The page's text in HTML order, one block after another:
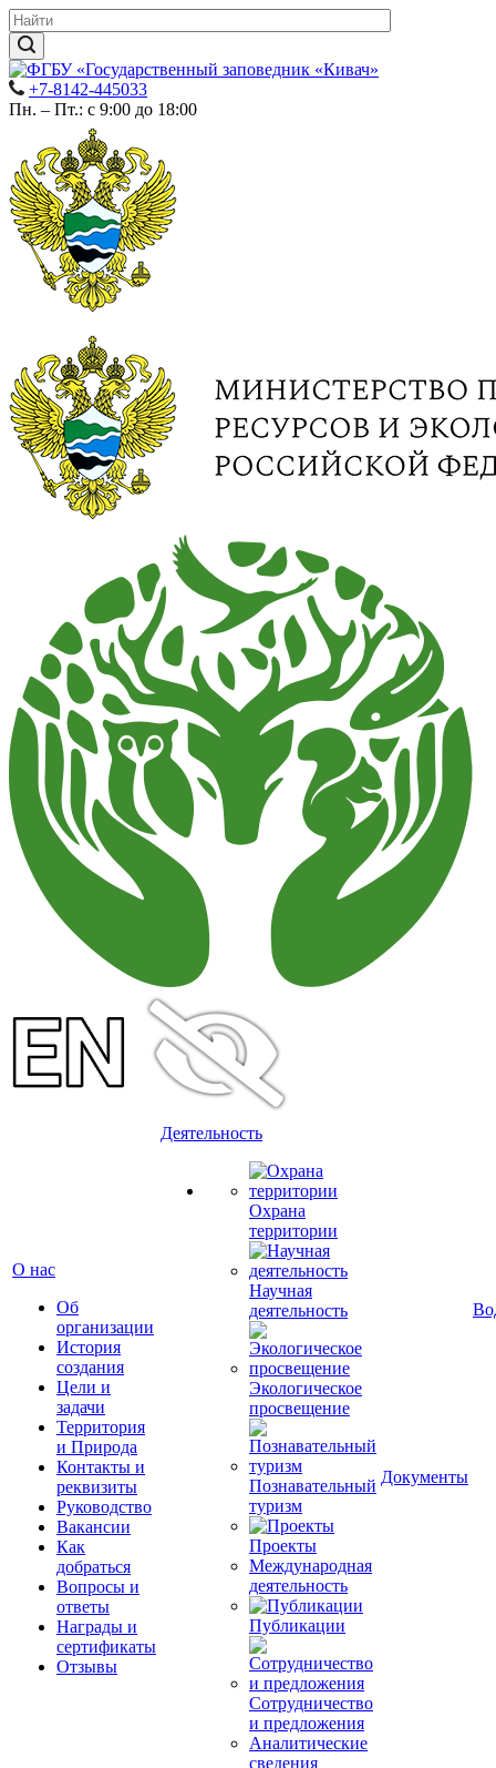
+7-8142-445033
Пн. – Пт.: с 9:00 до 18:00
О нас
Об
организации
История
создания
Цели и
задачи
Территория
и Природа
Контакты и
реквизиты
Руководство
Вакансии
Как
добраться
Вопросы и
ответы
Награды и
сертификаты
Отзывы
Деятельность
Охрана
территории
Научная
деятельность
Экологическое
просвещение
Познавательный
туризм
Проекты
Международная
деятельность
Публикации
Сотрудничество
и предложения
Аналитические
сведения
Документы